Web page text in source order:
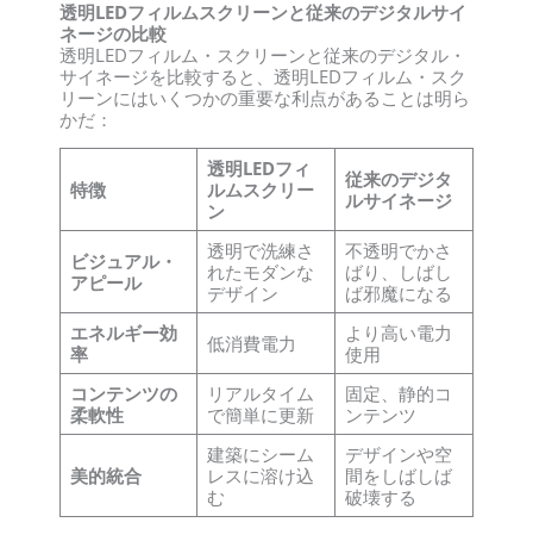
透明LEDフィルムスクリーンと従来のデジタルサイ
ネージの比較
透明LEDフィルム・スクリーンと従来のデジタル・
サイネージを比較すると、透明LEDフィルム・スク
リーンにはいくつかの重要な利点があることは明ら
かだ：
特徴
透明LEDフィ
ルムスクリー
ン
従来のデジタ
ルサイネージ
ビジュアル・
アピール
透明で洗練さ
れたモダンな
デザイン
不透明でかさ
ばり、しばし
ば邪魔になる
エネルギー効
率
低消費電力
より高い電力
使用
コンテンツの
柔軟性
リアルタイム
で簡単に更新
固定、静的コ
ンテンツ
美的統合
建築にシーム
レスに溶け込
む
デザインや空
間をしばしば
破壊する